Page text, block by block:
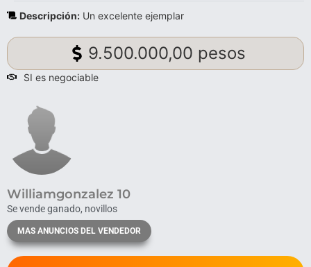
Descripción: Un excelente ejemplar
9.500.000,00 pesos
SI es negociable
Williamgonzalez 10
Se vende ganado, novillos
MAS ANUNCIOS DEL VENDEDOR